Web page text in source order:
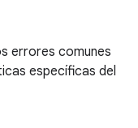
errores comunes
específicas del